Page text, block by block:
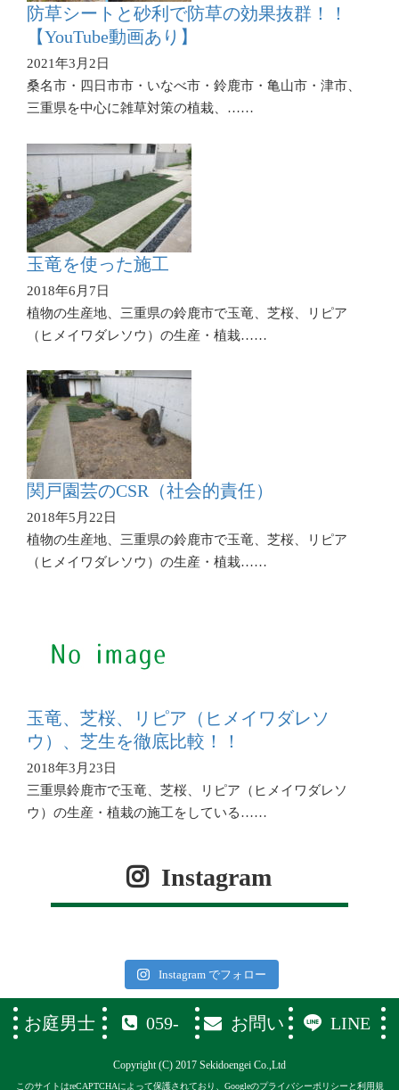
防草シートと砂利で防草の効果抜群！！
【YouTube動画あり】
2021年3月2日
桑名市・四日市市・いなべ市・鈴鹿市・亀山市・津市、
三重県を中心に雑草対策の植栽、……
玉竜を使った施工
2018年6月7日
植物の生産地、三重県の鈴鹿市で玉竜、芝桜、リピア
（ヒメイワダレソウ）の生産・植栽……
関戸園芸のCSR（社会的責任）
2018年5月22日
植物の生産地、三重県の鈴鹿市で玉竜、芝桜、リピア
（ヒメイワダレソウ）の生産・植栽……
玉竜、芝桜、リピア（ヒメイワダレソ
ウ）、芝生を徹底比較！！
2018年3月23日
三重県鈴鹿市で玉竜、芝桜、リピア（ヒメイワダレソ
ウ）の生産・植栽の施工をしている……
Instagram
Instagram でフォロー
お庭男士
059-
お問い
LINE
Copyright (C) 2017 Sekidoengei Co.,Ltd
このサイトはreCAPTCHAによって保護されており、Googleのプライバシーポリシーと利用規